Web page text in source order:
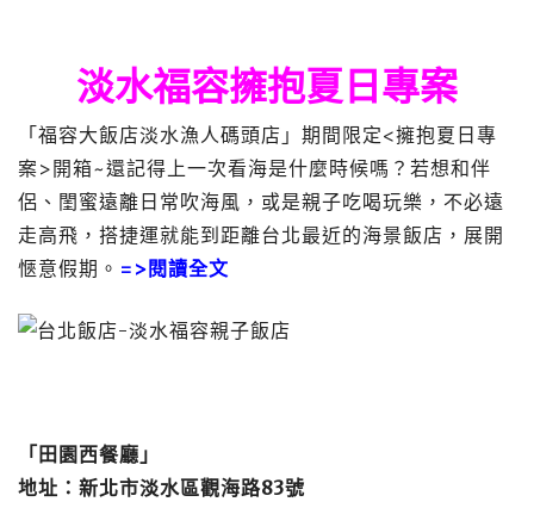
淡水福容擁抱夏日專案
「福容大飯店淡水漁人碼頭店」期間限定<擁抱夏日專
案>開箱~還記得上一次看海是什麼時候嗎？若想和伴
侶、閨蜜遠離日常吹海風，或是親子吃喝玩樂，不必遠
走高飛，搭捷運就能到距離台北最近的海景飯店，展開
愜意假期。 =>閱讀全文
「田園西餐廳」
地址：新北市淡水區觀海路83號